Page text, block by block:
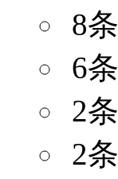
8条
6条
2条
2条